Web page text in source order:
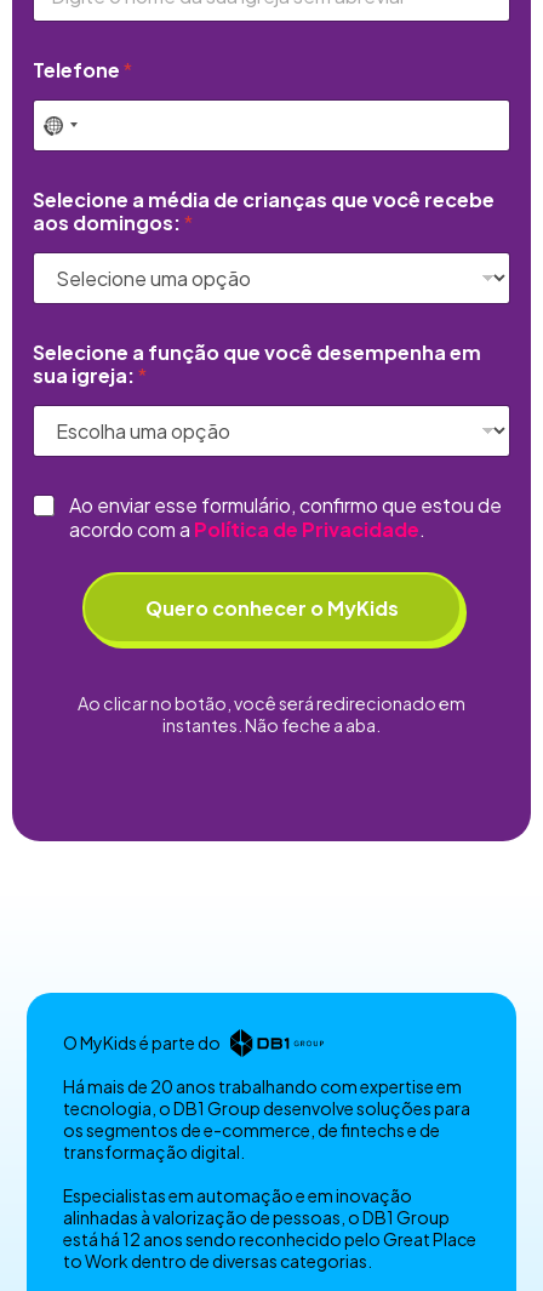
Telefone*
Selecione a média de crianças que você recebe
aos domingos:*
Selecione a função que você desempenha em
sua igreja:*
C
Ao enviar esse formulário, confirmo que estou de
acordo com a Política de Privacidade.
Quero conhecer o MyKids
Ao clicar no botão, você será redirecionado em
instantes. Não feche a aba.
O MyKids é parte do
Há mais de 20 anos trabalhando com expertise em
tecnologia, o DB1 Group desenvolve soluções para
os segmentos de e-commerce, de fintechs e de
transformação digital.
Especialistas em automação e em inovação
alinhadas à valorização de pessoas, o DB1 Group
está há 12 anos sendo reconhecido pelo Great Place
to Work dentro de diversas categorias.